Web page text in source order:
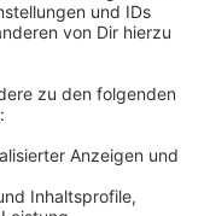
eines
kann